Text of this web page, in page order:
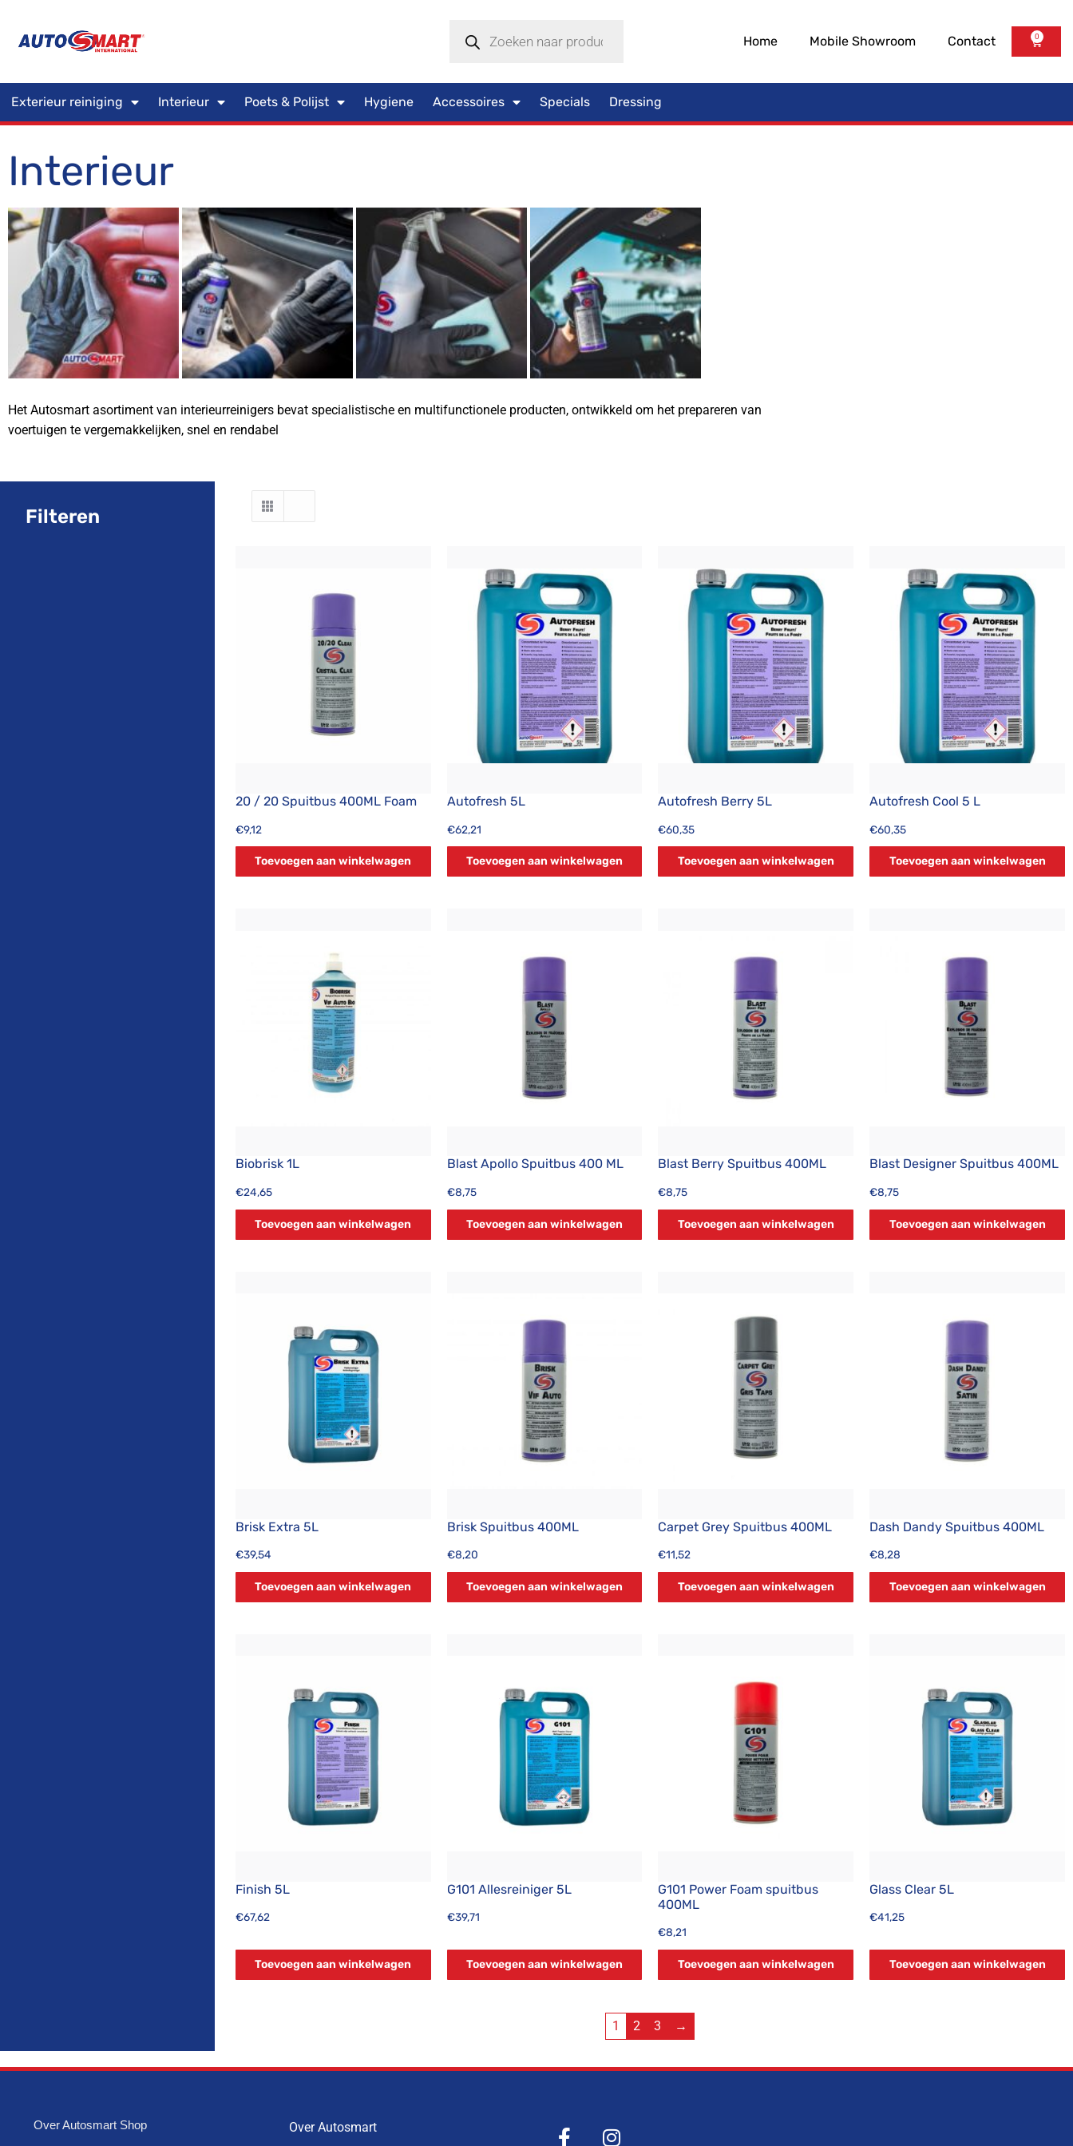
Home Mobile Showroom Contact 0
Exterieur reiniging Interieur Poets & Polijst Hygiene Accessoires Specials Dressing
Interieur
Het Autosmart asortiment van interieurreinigers bevat specialistische en multifunctionele producten, ontwikkeld om het prepareren van
voertuigen te vergemakkelijken, snel en rendabel
Filteren
20 / 20 Spuitbus 400ML Foam
€9,12
Toevoegen aan winkelwagen
Autofresh 5L
€62,21
Toevoegen aan winkelwagen
Autofresh Berry 5L
€60,35
Toevoegen aan winkelwagen
Autofresh Cool 5 L
€60,35
Toevoegen aan winkelwagen
Biobrisk 1L
€24,65
Toevoegen aan winkelwagen
Blast Apollo Spuitbus 400 ML
€8,75
Toevoegen aan winkelwagen
Blast Berry Spuitbus 400ML
€8,75
Toevoegen aan winkelwagen
Blast Designer Spuitbus 400ML
€8,75
Toevoegen aan winkelwagen
Brisk Extra 5L
€39,54
Toevoegen aan winkelwagen
Brisk Spuitbus 400ML
€8,20
Toevoegen aan winkelwagen
Carpet Grey Spuitbus 400ML
€11,52
Toevoegen aan winkelwagen
Dash Dandy Spuitbus 400ML
€8,28
Toevoegen aan winkelwagen
Finish 5L
€67,62
Toevoegen aan winkelwagen
G101 Allesreiniger 5L
€39,71
Toevoegen aan winkelwagen
G101 Power Foam spuitbus
400ML
€8,21
Toevoegen aan winkelwagen
Glass Clear 5L
€41,25
Toevoegen aan winkelwagen
1 2 3 →
Over Autosmart Shop Over Autosmart